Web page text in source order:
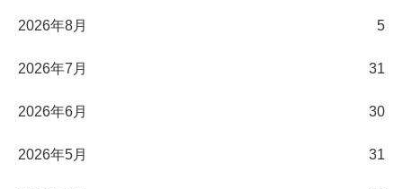
2026年8月 5
2026年7月 31
2026年6月 30
2026年5月 31